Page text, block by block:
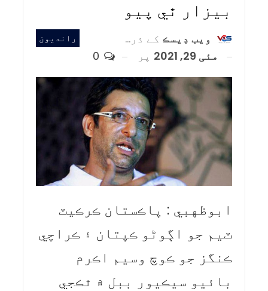
بيزار ٿي پيو
رانديون ويب ڊيسڪ کے ذریعہ
مئی 29, 2021
پر
ابوظهبي : پاڪستان ڪرڪيٽ
ٽيم جو اڳوڻو ڪپتان ۽ ڪراچي
ڪنگز جو ڪوچ وسيم اڪرم
بائيو سيڪيور ببل ۾ ٿڪجي